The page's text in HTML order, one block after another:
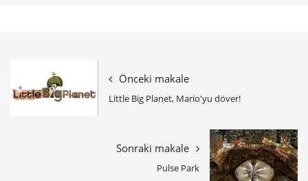
Önceki makale
Little Big Planet, Mario'yu döver!
Sonraki makale
Pulse Park